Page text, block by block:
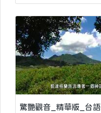
驚艷觀音_精華版_台語